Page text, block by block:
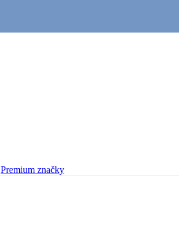
Premium značky